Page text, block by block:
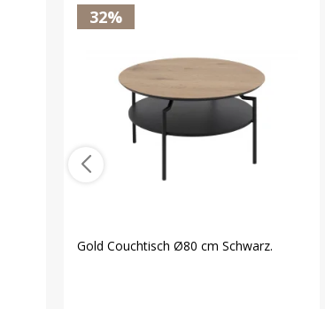
32%
Gold Couchtisch Ø80 cm Schwarz.